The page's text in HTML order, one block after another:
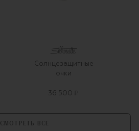
Солнцезащитные
очки
36 500 ₽
СМОТРЕТЬ ВСЕ